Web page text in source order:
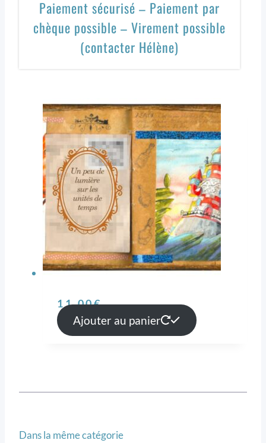
Paiement sécurisé – Paiement par
chèque possible – Virement possible
(contacter Hélène)
11,00€
Ajouter au panier
Dans la même catégorie